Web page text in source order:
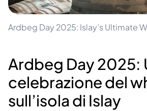
Ardbeg Day 2025: Islay’s Ultimate
Ardbeg Day 2025:
celebrazione del
sull’isola di Islay